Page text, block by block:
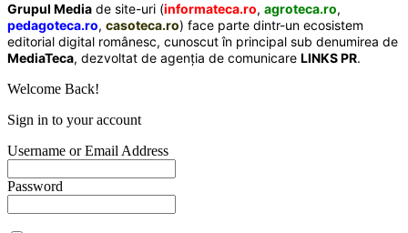
Grupul Media de site-uri (informateca.ro, agroteca.ro,
pedagoteca.ro, casoteca.ro) face parte dintr-un ecosistem
editorial digital românesc, cunoscut în principal sub denumirea de
MediaTeca, dezvoltat de agenția de comunicare LINKS PR.
Welcome Back!
Sign in to your account
Username or Email Address
Password